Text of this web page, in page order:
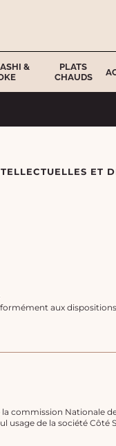
&
PLATS
CHAUDS
ET
aux
commission Nationale
usage de la société Côté